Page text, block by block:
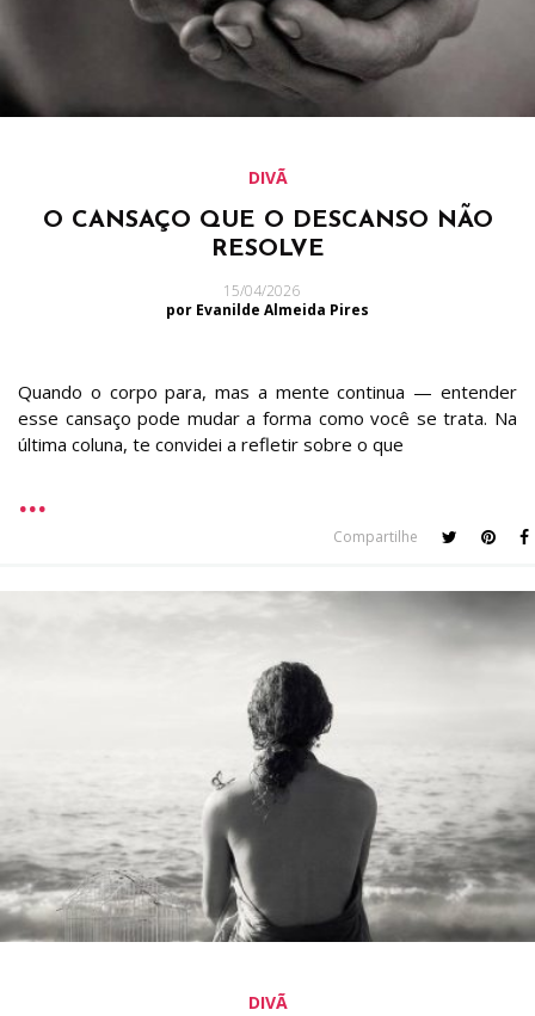
DIVÃ
O CANSAÇO QUE O DESCANSO NÃO
RESOLVE
15/04/2026
por Evanilde Almeida Pires
Quando o corpo para, mas a mente continua — entender
esse cansaço pode mudar a forma como você se trata. Na
última coluna, te convidei a refletir sobre o que
Compartilhe
DIVÃ